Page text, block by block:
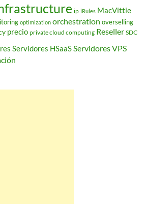
ip iRules MacVittie
optimization orchestration overselling
precio private cloud computing Reseller SDC
Servidores HSaaSServidores VPS